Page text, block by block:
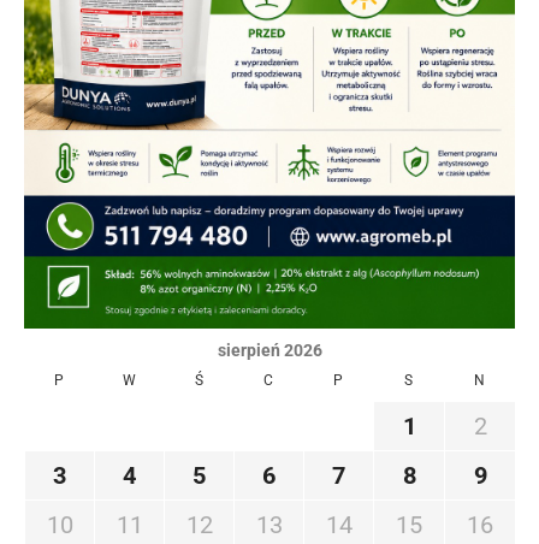
sierpień 2026
P W Ś C P S N
1
2
3
4 5 6 7 8
9
10
11 12 13 14 15
16